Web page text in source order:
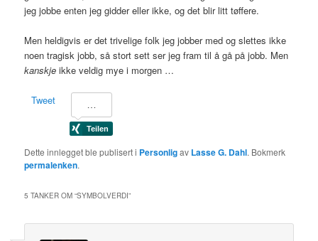
jeg jobbe enten jeg gidder eller ikke, og det blir litt tøffere.
Men heldigvis er det trivelige folk jeg jobber med og slettes ikke
noen tragisk jobb, så stort sett ser jeg fram til å gå på jobb. Men
kanskje ikke veldig mye i morgen …
Tweet
Dette innlegget ble publisert i Personligav Lasse G. Dahl. Bokmerk
permalenken.
5 TANKER OM “SYMBOLVERDI”